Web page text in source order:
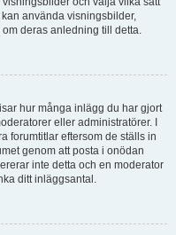
använda visningsbilder,
deras anledning till detta.
hur många inlägg du har gjort
eller administratörer. I
forumtitlar eftersom de ställs in
genom att posta i onödan
inte detta och en moderator
ditt inläggsantal.